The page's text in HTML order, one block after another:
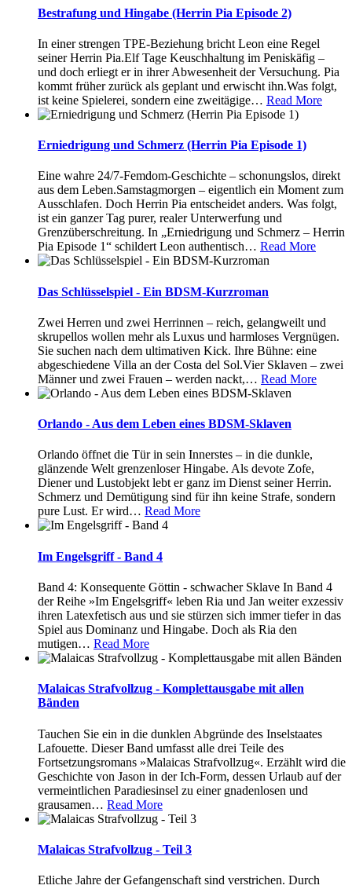
Bestrafung und Hingabe (Herrin Pia Episode 2)
In einer strengen TPE-Beziehung bricht Leon eine Regel
seiner Herrin Pia.Elf Tage Keuschhaltung im Peniskäfig –
und doch erliegt er in ihrer Abwesenheit der Versuchung. Pia
kommt früher zurück als geplant und erwischt ihn.Was folgt,
ist keine Spielerei, sondern eine zweitägige… Read More
Erniedrigung und Schmerz (Herrin Pia Episode 1)
Eine wahre 24/7-Femdom-Geschichte – schonungslos, direkt
aus dem Leben.Samstagmorgen – eigentlich ein Moment zum
Ausschlafen. Doch Herrin Pia entscheidet anders. Was folgt,
ist ein ganzer Tag purer, realer Unterwerfung und
Grenzüberschreitung. In „Erniedrigung und Schmerz – Herrin
Pia Episode 1“ schildert Leon authentisch… Read More
Das Schlüsselspiel - Ein BDSM-Kurzroman
Zwei Herren und zwei Herrinnen – reich, gelangweilt und
skrupellos wollen mehr als Luxus und harmloses Vergnügen.
Sie suchen nach dem ultimativen Kick. Ihre Bühne: eine
abgeschiedene Villa an der Costa del Sol.Vier Sklaven – zwei
Männer und zwei Frauen – werden nackt,… Read More
Orlando - Aus dem Leben eines BDSM-Sklaven
Orlando öffnet die Tür in sein Innerstes – in die dunkle,
glänzende Welt grenzenloser Hingabe. Als devote Zofe,
Diener und Lustobjekt lebt er ganz im Dienst seiner Herrin.
Schmerz und Demütigung sind für ihn keine Strafe, sondern
pure Lust. Er wird… Read More
Im Engelsgriff - Band 4
Band 4: Konsequente Göttin - schwacher Sklave In Band 4
der Reihe »Im Engelsgriff« leben Ria und Jan weiter exzessiv
ihren Latexfetisch aus und sie stürzen sich immer tiefer in das
Spiel aus Dominanz und Hingabe. Doch als Ria den
mutigen… Read More
Malaicas Strafvollzug - Komplettausgabe mit allen
Bänden
Tauchen Sie ein in die dunklen Abgründe des Inselstaates
Lafouette. Dieser Band umfasst alle drei Teile des
Fortsetzungsromans »Malaicas Strafvollzug«. Erzählt wird die
Geschichte von Jason in der Ich-Form, dessen Urlaub auf der
vermeintlichen Paradiesinsel zu einer gnadenlosen und
grausamen… Read More
Malaicas Strafvollzug - Teil 3
Etliche Jahre der Gefangenschaft sind verstrichen. Durch